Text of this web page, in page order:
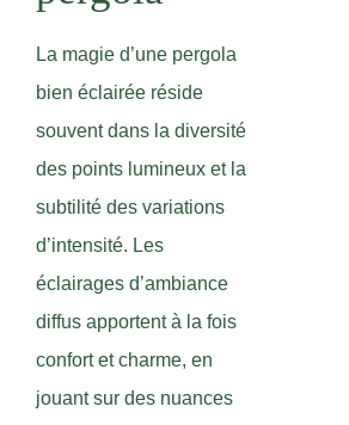
La magie d’une pergola
bien éclairée réside
souvent dans la diversité
des points lumineux et la
subtilité des variations
d’intensité. Les
éclairages d’ambiance
diffus apportent à la fois
confort et charme, en
jouant sur des nuances